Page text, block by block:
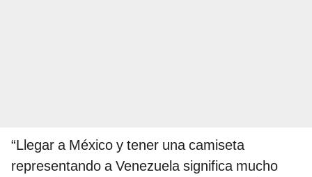
“Llegar a México y tener una camiseta
representando a Venezuela significa mucho